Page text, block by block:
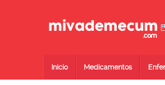
Inicio Medicamentos